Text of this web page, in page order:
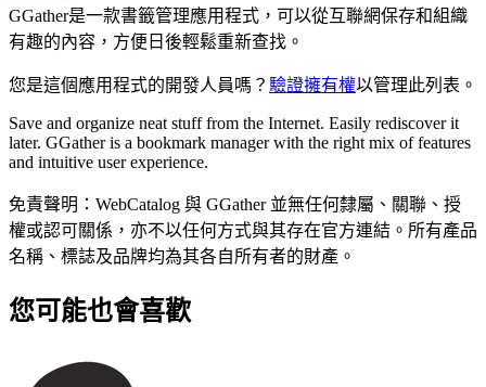
GGather是一款書籤管理應用程式，可以從互聯網保存和組織
有趣的內容，方便日後輕鬆重新查找。
您是這個應用程式的開發人員嗎？ 驗證擁有權以管理此列表。
Save and organize neat stuff from the Internet. Easily rediscover it
later. GGather is a bookmark manager with the right mix of features
and intuitive user experience.
免責聲明：WebCatalog 與 GGather 並無任何隸屬、關聯、授
權或認可關係，亦不以任何方式與其存在官方連結。所有產品
名稱、標誌及品牌均為其各自所有者的財產。
您可能也會喜歡